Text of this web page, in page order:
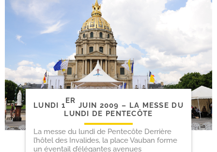
LUNDI 1
ER
JUIN 2009 – LA MESSE DU
LUNDI DE PENTECÔTE
La messe du lundi de Pentecôte Derrière
l’hôtel des Invalides, la place Vauban forme
un éventail d’élégantes avenues